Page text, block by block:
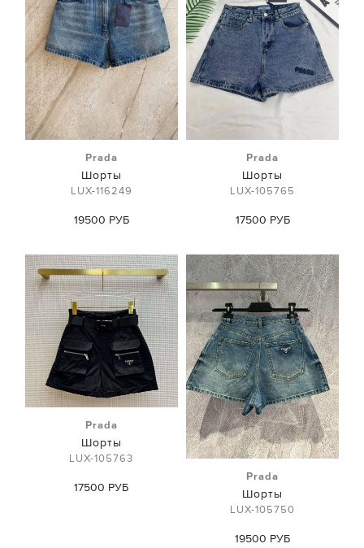
Prada
Шорты
LUX-116249
19500 РУБ
Prada
Шорты
LUX-105765
17500 РУБ
Prada
Шорты
LUX-105763
17500 РУБ
Prada
Шорты
LUX-105750
19500 РУБ